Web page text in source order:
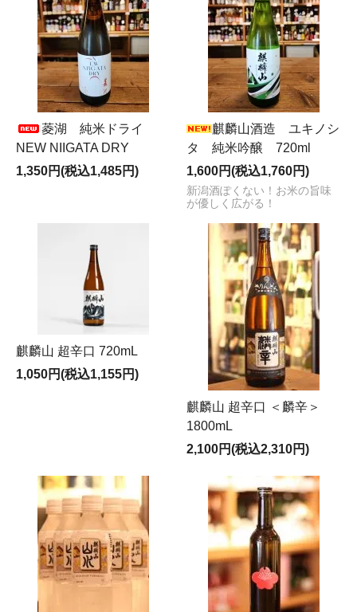
菱湖 純米ドライ
NEW NIIGATA DRY
1,350円(税込1,485円)
麒麟山酒造 ユキノシ
タ 純米吟醸 720ml
1,600円(税込1,760円)
新潟酒ぽくない！お米の旨味
が優しく広がる！
麒麟山 超辛口 720mL
1,050円(税込1,155円)
麒麟山 超辛口 ＜麟辛＞
1800mL
2,100円(税込2,310円)